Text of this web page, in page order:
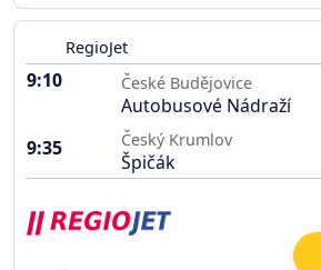
RegioJet
9:10 České Budějovice
Autobusové Nádraží
9:35
Český Krumlov
Špičák